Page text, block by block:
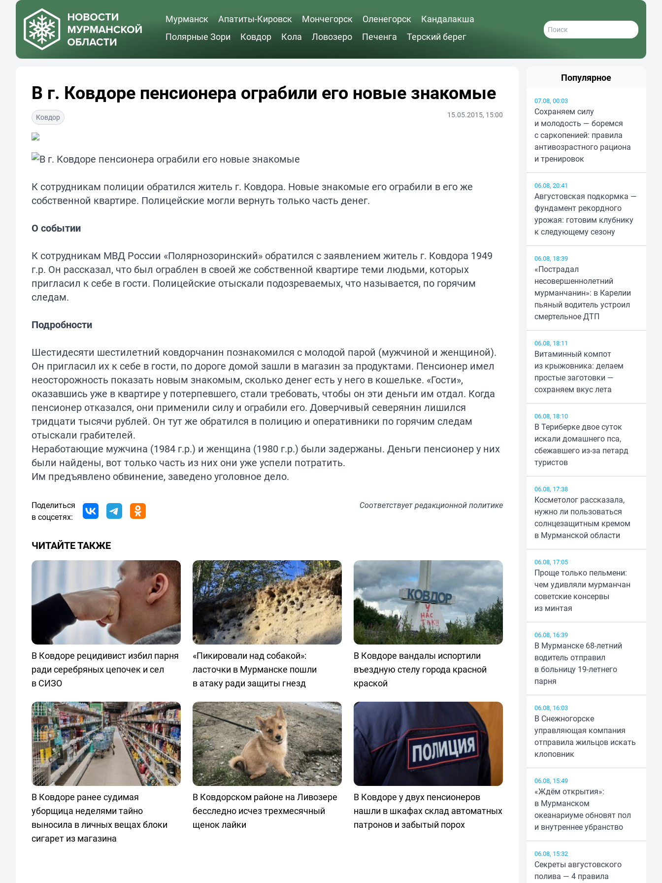
Мурманск Апатиты-Кировск Мончегорск Оленегорск
Кандалакша
Полярные Зори
Ковдор Кола Ловозеро Печенга Терский берег
В г. Ковдоре пенсионера ограбили его новые знакомые
Ковдор 15.05.2015, 15:00
К сотрудникам полиции обратился житель г. Ковдора. Новые знакомые его ограбили в его же
собственной квартире. Полицейские могли вернуть только часть денег.
О событии
К сотрудникам МВД России «Полярнозоринский» обратился с заявлением житель г. Ковдора 1949
г.р. Он рассказал, что был ограблен в своей же собственной квартире теми людьми, которых
пригласил к себе в гости. Полицейские отыскали подозреваемых, что называется, по горячим
следам.
Подробности
Шестидесяти шестилетний ковдорчанин познакомился с молодой парой (мужчиной и женщиной).
Он пригласил их к себе в гости, по дороге домой зашли в магазин за продуктами. Пенсионер имел
неосторожность показать новым знакомым, сколько денег есть у него в кошельке. «Гости»,
оказавшись уже в квартире у потерпевшего, стали требовать, чтобы он эти деньги им отдал. Когда
пенсионер отказался, они применили силу и ограбили его. Доверчивый северянин лишился
тридцати тысячи рублей. Он тут же обратился в полицию и оперативники по горячим следам
отыскали грабителей.
Неработающие мужчина (1984 г.р.) и женщина (1980 г.р.) были задержаны. Деньги пенсионер у них
были найдены, вот только часть из них они уже успели потратить.
Им предъявлено обвинение, заведено уголовное дело.
Поделиться
в соцсетях:
Соответствуетредакционной политике
ЧИТАЙТЕ ТАКЖЕ
В Ковдоре рецидивист избил парня
ради серебряных цепочек и сел
в СИЗО
«Пикировали над собакой»:
ласточки в Мурманске пошли
в атаку ради защиты гнезд
В Ковдоре вандалы испортили
въездную стелу города красной
краской
В Ковдоре ранее судимая
уборщица неделями тайно
выносила в личных вещах блоки
сигарет из магазина
В Ковдорском районе на Ливозере
бесследно исчез трехмесячный
щенок лайки
В Ковдоре у двух пенсионеров
нашли в шкафах склад автоматных
патронов и забытый порох
Популярное
07.08, 00:03
Сохраняем силу
и молодость — боремся
с саркопенией: правила
антивозрастного рациона
и тренировок
06.08, 20:41
Августовская подкормка —
фундамент рекордного
урожая: готовим клубнику
к следующему сезону
06.08, 18:39
«Пострадал
несовершеннолетний
мурманчанин»: в Карелии
пьяный водитель устроил
смертельное ДТП
06.08, 18:11
Витаминный компот
из крыжовника: делаем
простые заготовки —
сохраняем вкус лета
06.08, 18:10
В Териберке двое суток
искали домашнего пса,
сбежавшего из-за петард
туристов
06.08, 17:38
Косметолог рассказала,
нужно ли пользоваться
солнцезащитным кремом
в Мурманской области
06.08, 17:05
Проще только пельмени:
чем удивляли мурманчан
советские консервы
из минтая
06.08, 16:39
В Мурманске 68-летний
водитель отправил
в больницу 19-летнего
парня
06.08, 16:03
В Снежногорске
управляющая компания
отправила жильцов искать
клоповник
06.08, 15:49
«Ждём открытия»:
в Мурманском
океанариуме обновят пол
и внутреннее убранство
06.08, 15:32
Секреты августовского
полива — 4 правила